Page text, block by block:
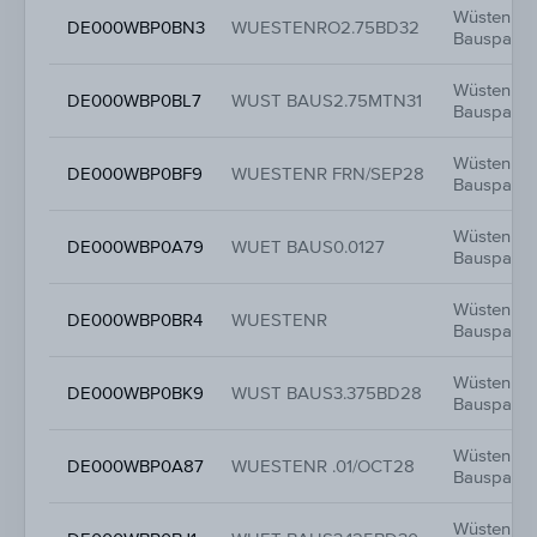
DE000WBP0BN3 WUESTENRO2.75BD32
Wüstenrot
DE000WBP0BL7 WUST BAUS2.75MTN31
Wüstenrot
DE000WBP0BF9 WUESTENR FRN/SEP28
Wüstenrot
DE000WBP0A79 WUET BAUS0.0127
Wüstenrot
DE000WBP0BR4 WUESTENR
Wüstenrot
DE000WBP0BK9 WUST BAUS3.375BD28
Wüstenrot
DE000WBP0A87 WUESTENR .01/OCT28
Wüstenrot
Wüstenrot